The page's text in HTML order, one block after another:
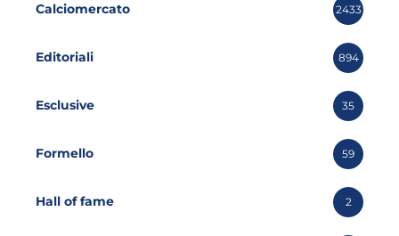
Calciomercato 2433
Editoriali 894
Esclusive 35
Formello 59
Hall of fame 2